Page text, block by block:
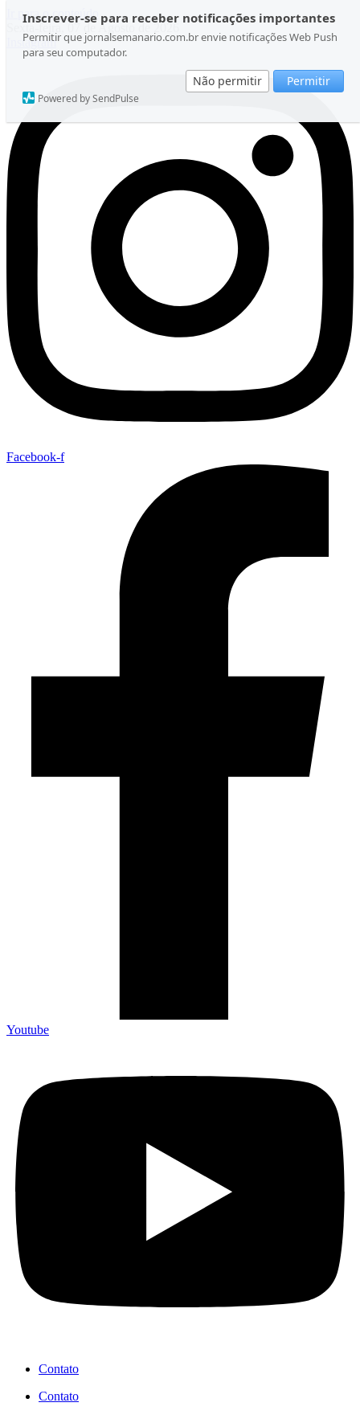
Inscrever-se para receber notificações importantes
Permitir que jornalsemanario.com.br envie notificações Web Push
para seu computador.
Não permitir Permitir
Powered by SendPulse
Ir para o conteúdo
Sexta-feira, 07 de Agosto de 2026
Instagram
Facebook-f
Youtube
Contato
Contato